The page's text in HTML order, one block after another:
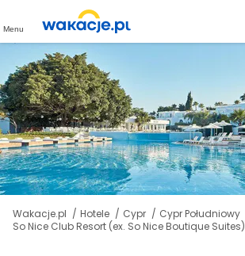
Menu
Wakacje.pl Hotele Cypr Cypr Południowy
So Nice Club Resort (ex. So Nice Boutique Suites)